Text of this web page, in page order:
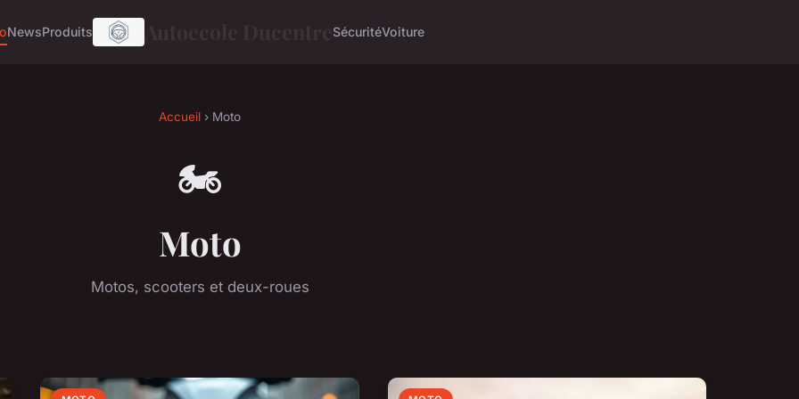
NewsProduits SécuritéVoiture
Accueil › Moto
🏍️
Moto
Motos, scooters et deux-roues